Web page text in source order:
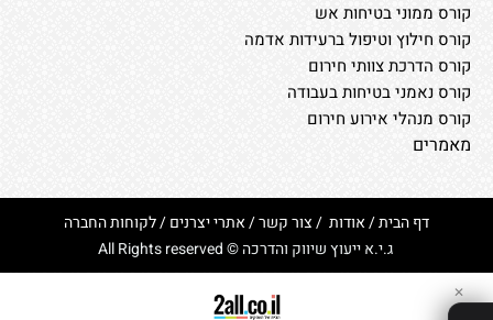
קורס ממוני בטיחות אש
קורס חילוץ וטיפול ברעידות אדמה
קורס הדרכת צוותי חירום
קורס נאמני בטיחות בעבודה
קורס מנהלי אירוע חירום
מאמרים
דף הבית/אודות /צור קשר/אתרי יצרנים/לקוחות החברה
ג.י.א ייעוץ שיווק והדרכה © All Rights reserved
✕